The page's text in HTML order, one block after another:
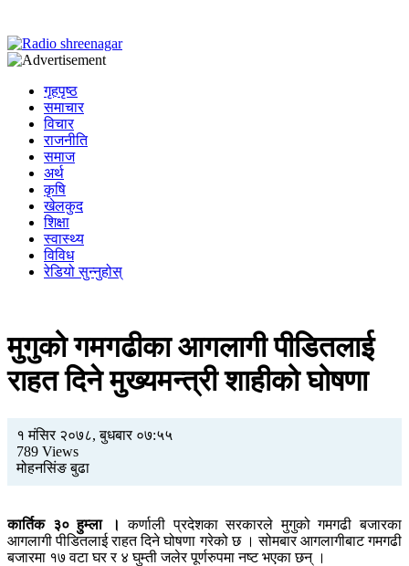
गृहपृष्ठ
समाचार
विचार
राजनीति
समाज
अर्थ
कृषि
खेलकुद
शिक्षा
स्वास्थ्य
विविध
रेडियो सुन्नुहोस्
मुगुको गमगढीका आगलागी पीडितलाई
राहत दिने मुख्यमन्त्री शाहीको घोषणा
१ मंसिर २०७८, बुधबार ०७:५५
789 Views
मोहनसिंङ बुढा
कार्तिक ३० हुम्ला । कर्णाली प्रदेशका सरकारले मुगुको गमगढी बजारका
आगलागी पीडितलाई राहत दिने घोषणा गरेको छ । सोमबार आगलागीबाट गमगढी
बजारमा १७ वटा घर र ४ घुम्ती जलेर पूर्णरुपमा नष्ट भएका छन् ।